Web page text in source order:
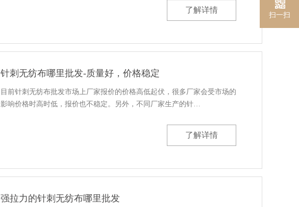
了解详情
针刺无纺布哪里批发-质量好，价格稳定
目前针刺无纺布批发市场上厂家报价的价格高低起伏，很多厂家会受市场的
影响价格时高时低，报价也不稳定。另外，不同厂家生产的针…
了解详情
强拉力的针刺无纺布哪里批发
扫一扫